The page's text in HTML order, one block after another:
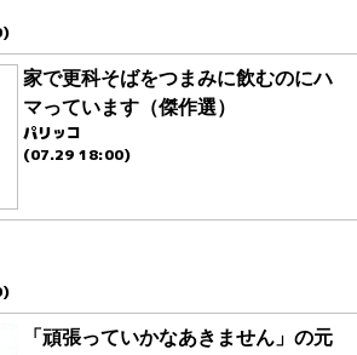
家で更科そばをつまみに飲むのにハ
マっています（傑作選）
パリッコ
(07.29 18:00)
「頑張っていかなあきません」の元